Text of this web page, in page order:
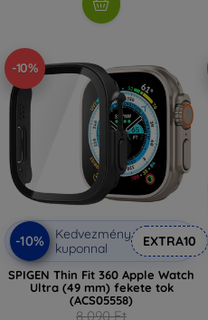
-10%
-10%
Kedvezmény
kuponnal
EXTRA10
SPIGEN Thin Fit 360 Apple Watch
Ultra (49 mm) fekete tok
(ACS05558)
8 090 Ft